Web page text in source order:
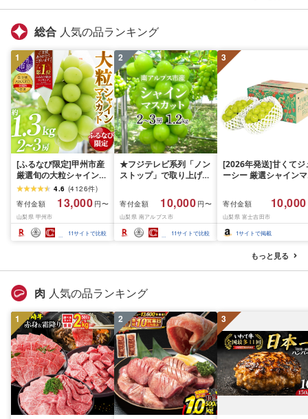
総合 人気の品ランキング
1
[ふるなび限定]甲州市産
厳選旬の大粒シャインマ
スカット 約1.3kg 2〜3
房[2026年発送]
(MG)B12-472 FN-
Limited-VO シャインマ
スカット フルーツ
4.6 (4126件)
寄付金額
13,000 円〜
山梨県 甲州市
11サイトで比較
2
★フジテレビ系列「ノン
ストップ」で取り上げら
先行予約]南アルプス市
産シャインマスカット
1.2kg以上(2〜3房)ふる
さと納税 おすすめ 山梨
県 南アルプス市 送料無
寄付金額 10,000 円〜
山梨県 南アルプス市
11サイトで比較
3
[2026年発送]甘くてジ
ーシー 厳選シャインマ
月前半(1〜15日)から
月下旬までの発送) フ
ーツ ぶどう 果物 山梨
産 2026 旬 大粒 高級
寄付金額 10,000
山梨県 富士吉田市
1サイトで掲載
もっと見る
肉 人気の品ランキング
1 2 3